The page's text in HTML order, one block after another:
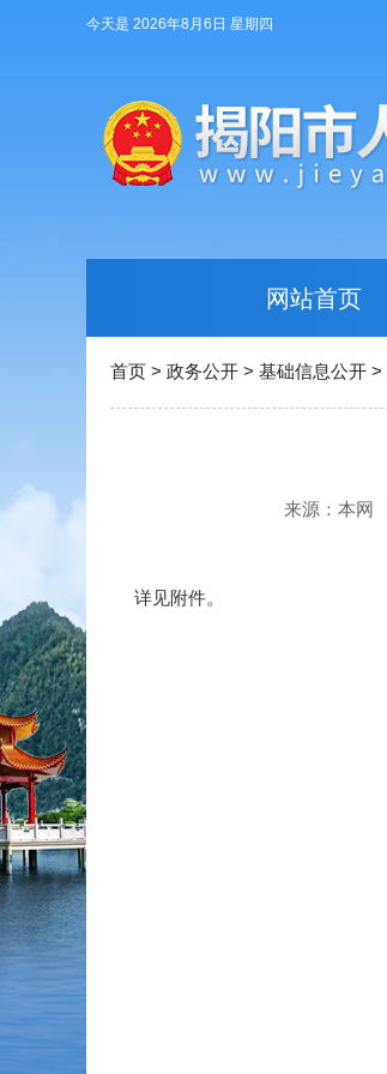
今天是 2026年8月6日 星期四
网站首页
首页 > 政务公开 > 基础信息公开 >
来源：本网
详见附件。